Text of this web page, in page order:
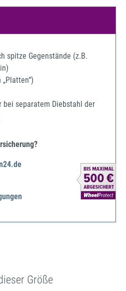
spitze Gegenstände (z.B.
bei separatem Diebstahl der
Größe